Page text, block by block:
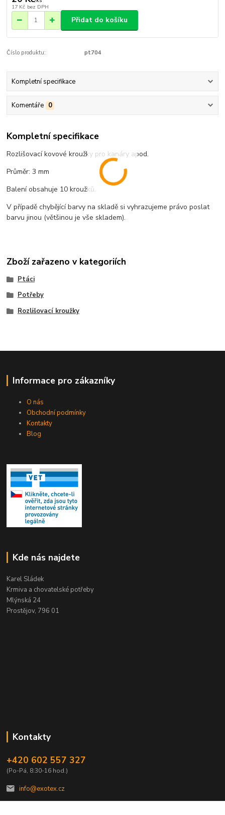
17 Kč bez DPH
Přidat do košíku
Číslo produktu: pt704
Kompletní specifikace
Komentáře 0
Kompletní specifikace
Rozlišovací kovové kroužky pro kanáry apod.
Průměr: 3 mm
Balení obsahuje 10 kroužků.
V případě chybějící barvy na skladě si vyhrazujeme právo poslat
barvu jinou (většinou je vše skladem).
Zboží zařazeno v kategoriích
Ptáci
Potřeby
Rozlišovací kroužky
Informace pro zákazníky
O nás
Obchodní podmínky
Kontakty
Blog
Kde nás najdete
Karel Sládek
Krmiva a chovatelské potřeby
Mlýnská 24
Prostějov, 796 01
Kontakty
+420 602 557 327
(Po-Pá, 8:30-16 hod.)
info@exotex.cz